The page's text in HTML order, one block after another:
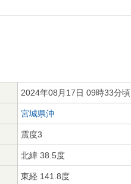
2024年08月17日 09時33分頃
宮城県沖
震度3
北緯 38.5度
東経 141.8度